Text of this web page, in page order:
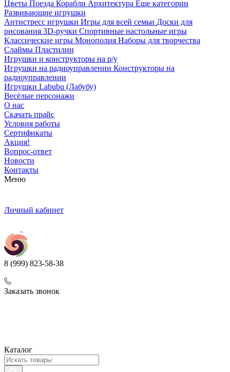
Цветы Поезда Корабли Архитектура Еще категории
Развивающие игрушки
Антистресс игрушки Игры для всей семьи Доски для
рисования 3D-ручки Спортивные настольные игры
Классические игры Монополия Наборы для творчества
Слаймы Пластилин
Игрушки и конструкторы на р/у
Игрушки на радиоуправлении Конструкторы на
радиоуправлении
Игрушки Labubu (Лабубу)
Весёлые персонажи
О нас
Скачать прайс
Условия работы
Сертификаты
Акция!
Вопрос-ответ
Новости
Контакты
Меню
Личный кабинет
8 (999) 823-58-38
Заказать звонок
Каталог